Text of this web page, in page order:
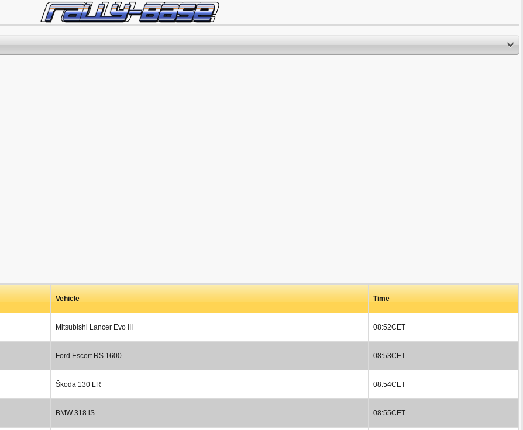
Vehicle Time
Mitsubishi Lancer Evo III 08:52CET
Ford Escort RS 1600 08:53CET
Škoda 130 LR 08:54CET
BMW 318 iS 08:55CET